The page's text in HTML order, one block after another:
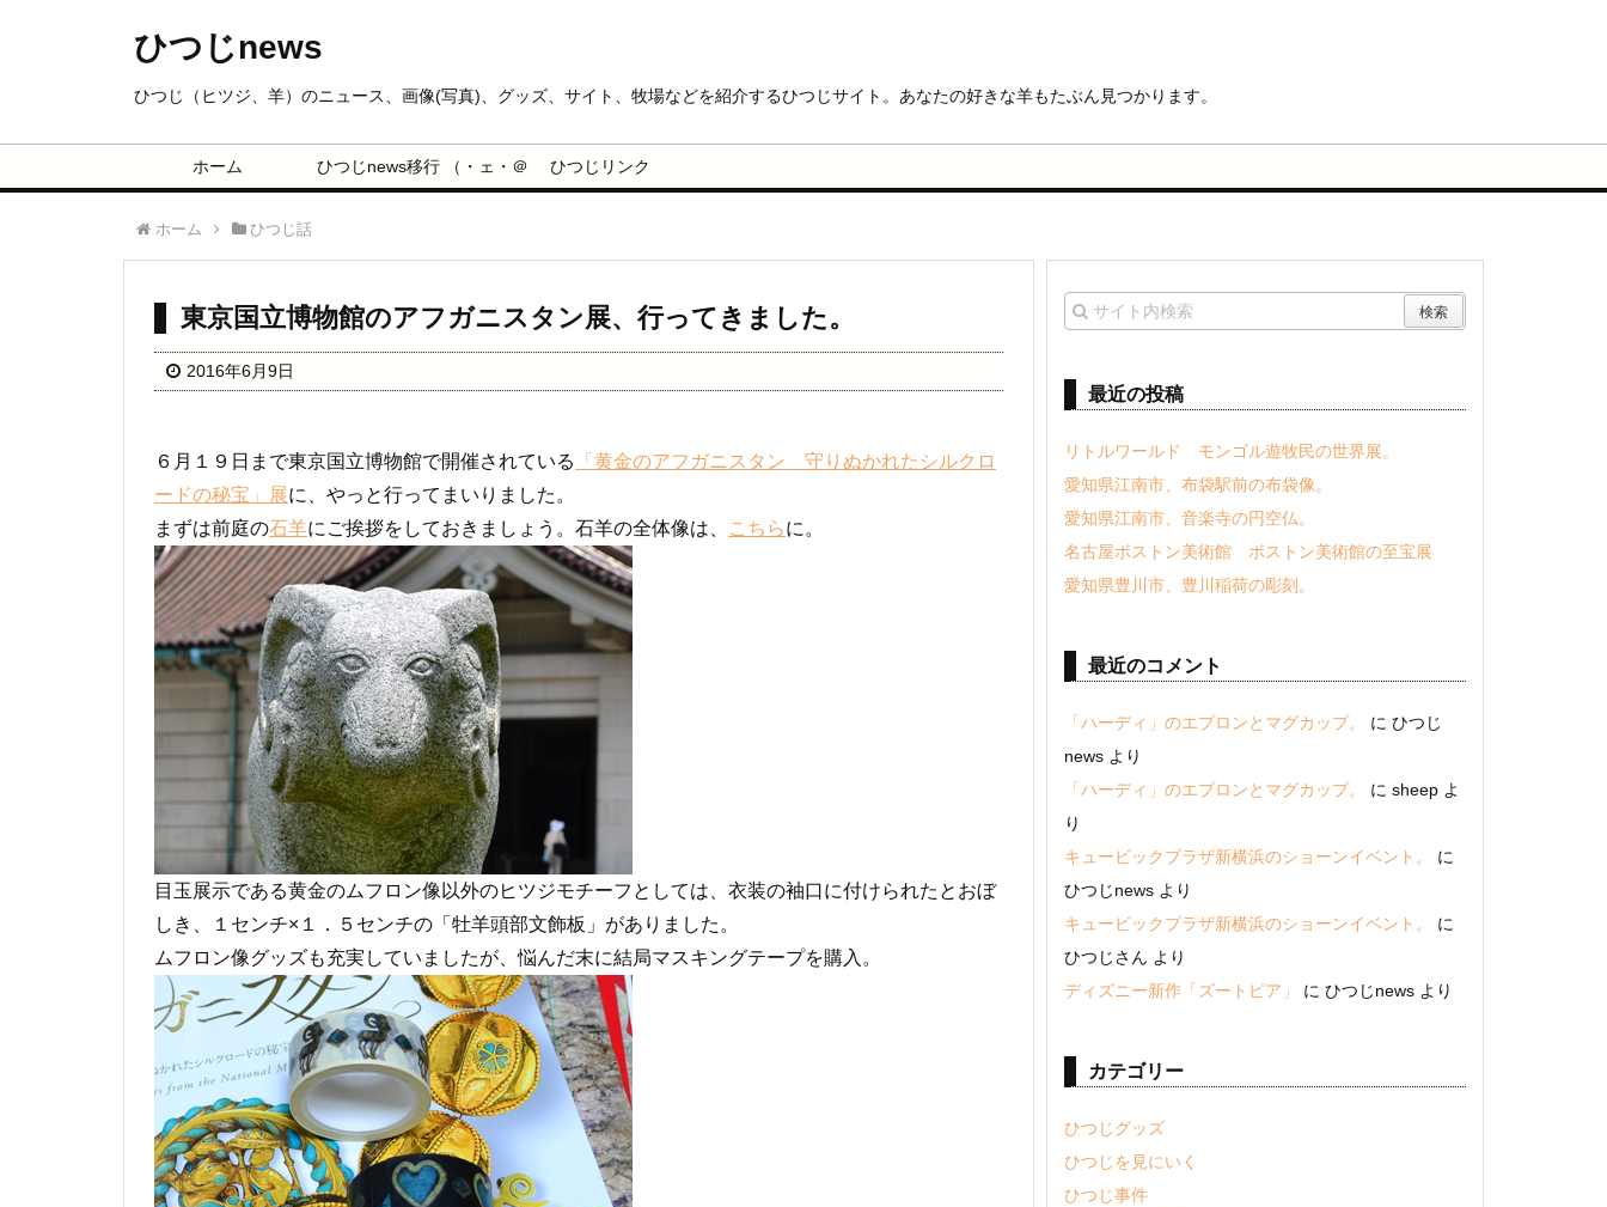
ひつじnews
ひつじ（ヒツジ、羊）のニュース、画像(写真)、グッズ、サイト、牧場などを紹介するひつじサイト。あなたの好きな羊もたぶん見つかります。
ホーム ひつじnews移行 （・ェ・＠ ひつじリンク
ホーム ひつじ話
東京国立博物館のアフガニスタン展、行ってきました。
2016年6月9日
６月１９日まで東京国立博物館で開催されている
「黄金のアフガニスタン 守りぬかれたシルクロ
ードの秘宝」展に、やっと行ってまいりました。
まずは前庭の石羊にご挨拶をしておきましょう。石羊の全体像は、 こちらに。
目玉展示である黄金のムフロン像以外のヒツジモチーフとしては、衣装の袖口に付けられたとおぼ
しき、１センチ×１．５センチの「牡羊頭部文飾板」がありました。
ムフロン像グッズも充実していましたが、悩んだ末に結局マスキングテープを購入。
最近の投稿
リトルワールド モンゴル遊牧民の世界展。
愛知県江南市、布袋駅前の布袋像。
愛知県江南市、音楽寺の円空仏。
名古屋ボストン美術館 ボストン美術館の至宝展
愛知県豊川市、豊川稲荷の彫刻。
最近のコメント
「ハーディ」のエプロンとマグカップ。 に ひつじ
news より
「ハーディ」のエプロンとマグカップ。
に sheep よ
り
キュービックプラザ新横浜のショーンイベント。
に
ひつじnews より
キュービックプラザ新横浜のショーンイベント。
に
ひつじさん より
ディズニー新作「ズートピア」
に ひつじnews より
カテゴリー
ひつじグッズ
ひつじを見にいく
ひつじ事件